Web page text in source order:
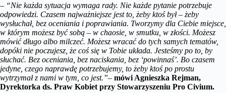
– “Nie każda sytuacja wymaga rady. Nie każde pytanie potrzebuje
odpowiedzi. Czasem najważniejsze jest to, żeby ktoś był – żeby
wysłuchał, bez oceniania i poprawiania. Tworzymy dla Ciebie miejsce,
w którym możesz być sobą – w chaosie, w smutku, w złości. Możesz
mówić długo albo milczeć. Możesz wracać do tych samych tematów,
dopóki nie poczujesz, że coś się w Tobie układa. Jesteśmy po to, by
słuchać. Bez oceniania, bez naciskania, bez ‘powinnaś’. Bo czasem
jedyne, czego naprawdę potrzebujemy, to żeby ktoś po prostu
wytrzymał z nami w tym, co jest.”– mówi Agnieszka Rejman,
Dyrektorka ds. Praw Kobiet przy Stowarzyszeniu Pro Civium.